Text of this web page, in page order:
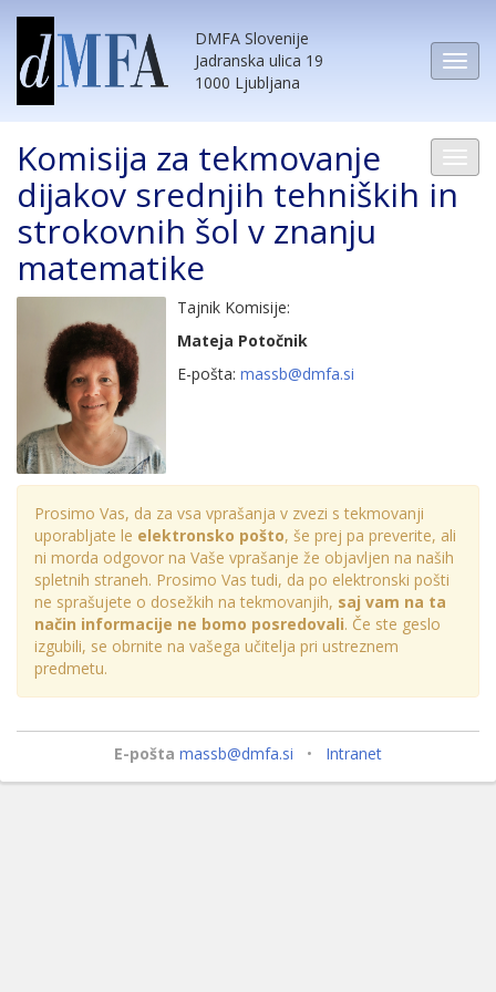
DMFA Slovenije
Jadranska ulica 19
1000 Ljubljana
Komisija za tekmovanje
dijakov srednjih tehniških in
strokovnih šol v znanju
matematike
Tajnik Komisije:
Mateja Potočnik
E-pošta: massb@dmfa.si
Prosimo Vas, da za vsa vprašanja v zvezi s tekmovanji
uporabljate le elektronsko pošto, še prej pa preverite, ali
ni morda odgovor na Vaše vprašanje že objavljen na naših
spletnih straneh. Prosimo Vas tudi, da po elektronski pošti
ne sprašujete o dosežkih na tekmovanjih, saj vam na ta
način informacije ne bomo posredovali. Če ste geslo
izgubili, se obrnite na vašega učitelja pri ustreznem
predmetu.
E-pošta massb@dmfa.si • Intranet